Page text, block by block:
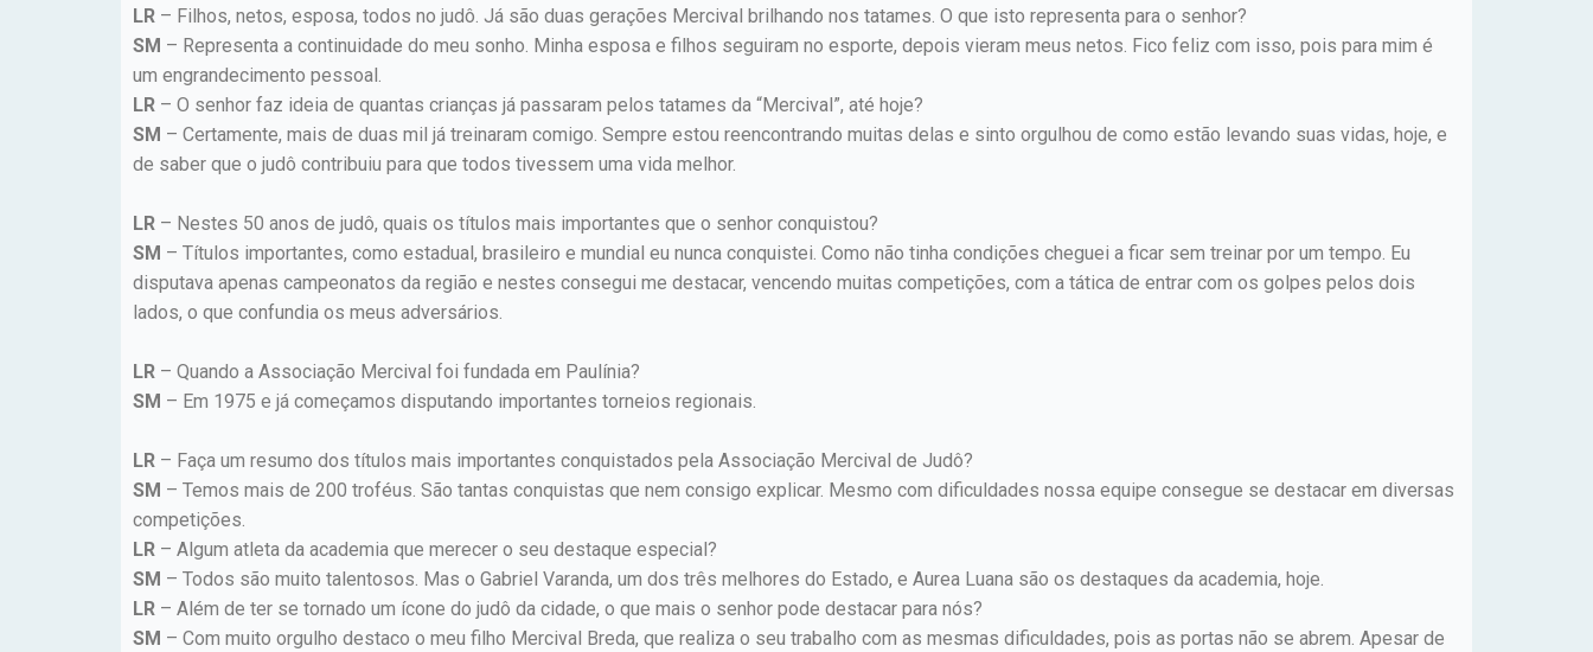
LR – Filhos, netos, esposa, todos no judô. Já são duas gerações Mercival brilhando nos tatames. O que isto representa para o senhor?
SM – Representa a continuidade do meu sonho. Minha esposa e filhos seguiram no esporte, depois vieram meus netos. Fico feliz com isso, pois para mim é
um engrandecimento pessoal.
LR – O senhor faz ideia de quantas crianças já passaram pelos tatames da “Mercival”, até hoje?
SM – Certamente, mais de duas mil já treinaram comigo. Sempre estou reencontrando muitas delas e sinto orgulhou de como estão levando suas vidas, hoje, e
de saber que o judô contribuiu para que todos tivessem uma vida melhor.
LR – Nestes 50 anos de judô, quais os títulos mais importantes que o senhor conquistou?
SM – Títulos importantes, como estadual, brasileiro e mundial eu nunca conquistei. Como não tinha condições cheguei a ficar sem treinar por um tempo. Eu
disputava apenas campeonatos da região e nestes consegui me destacar, vencendo muitas competições, com a tática de entrar com os golpes pelos dois
lados, o que confundia os meus adversários.
LR – Quando a Associação Mercival foi fundada em Paulínia?
SM – Em 1975 e já começamos disputando importantes torneios regionais.
LR – Faça um resumo dos títulos mais importantes conquistados pela Associação Mercival de Judô?
SM – Temos mais de 200 troféus. São tantas conquistas que nem consigo explicar. Mesmo com dificuldades nossa equipe consegue se destacar em diversas
competições.
LR – Algum atleta da academia que merecer o seu destaque especial?
SM – Todos são muito talentosos. Mas o Gabriel Varanda, um dos três melhores do Estado, e Aurea Luana são os destaques da academia, hoje.
LR – Além de ter se tornado um ícone do judô da cidade, o que mais o senhor pode destacar para nós?
SM – Com muito orgulho destaco o meu filho Mercival Breda, que realiza o seu trabalho com as mesmas dificuldades, pois as portas não se abrem. Apesar de